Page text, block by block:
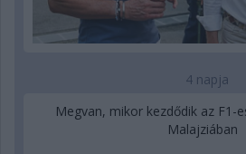
4 napja
Megvan, mikor kezdődik az F1-
Malajziában